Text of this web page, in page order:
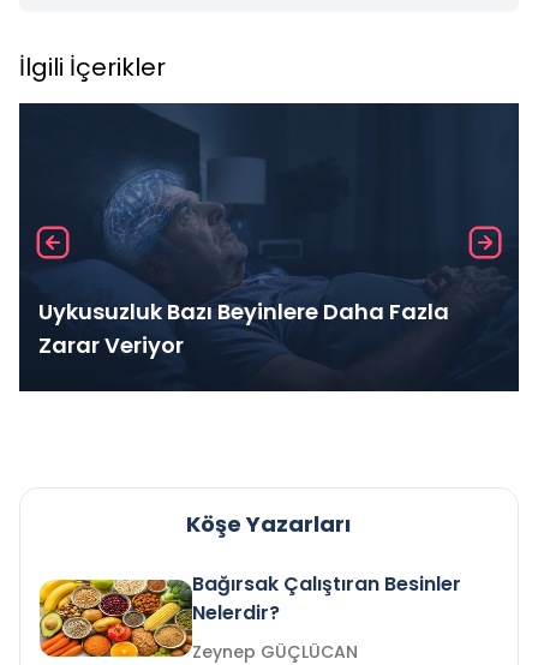
İlgili İçerikler
Uykusuzluk Bazı Beyinlere Daha Fazla
Zarar Veriyor
Köşe Yazarları
Bağırsak Çalıştıran Besinler
Nelerdir?
Zeynep GÜÇLÜCAN